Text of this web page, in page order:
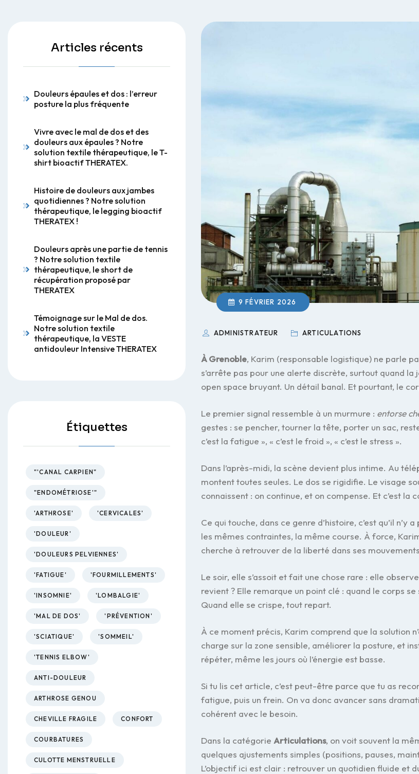
9 FÉVRIER 2026
ADMINISTRATEUR ARTICULATIONS
À Grenoble, Karim (responsable logistique) ne parle
s’arrête pas pour une alerte discrète, surtout quand
open space bruyant. Un détail banal. Et pourtant, le
Le premier signal ressemble à un murmure : entorse
gestes : se pencher, tourner la tête, porter un sac,
c’est la fatigue », « c’est le froid », « c’est le stress ».
Dans l’après-midi, la scène devient plus intime. Au
montent toutes seules. Le dos se rigidifie. Le visage
connaissent : on continue, et on compense. Et c’est la
Ce qui touche, dans ce genre d’histoire, c’est qu’il
les mêmes contraintes, la même course. À force,
cherche à retrouver de la liberté dans ses
Le soir, elle s’assoit et fait une chose rare : elle
revient ? Elle remarque un point clé : quand le corps
Quand elle se crispe, tout repart.
À ce moment précis, Karim comprend que la solution
charge sur la zone sensible, améliorer la posture, et
répéter, même les jours où l’énergie est basse.
Si tu lis cet article, c’est peut-être parce que tu as
fatigue, puis un frein. On va donc avancer sans
cohérent avec le besoin.
Dans la catégorie Articulations, on voit souvent la
quelques ajustements simples (positions, pauses,
L’objectif ici est clair : retrouver un quotidien fluide et
Articles récents
Douleurs épaules et dos : l’erreur
posture la plus fréquente
Vivre avec le mal de dos et des
douleurs aux épaules ? Notre
solution textile thérapeutique, le T-
shirt bioactif THERATEX.
Histoire de douleurs aux jambes
quotidiennes ? Notre solution
thérapeutique, le legging bioactif
THERATEX !
Douleurs après une partie de tennis
? Notre solution textile
thérapeutique, le short de
récupération proposé par
THERATEX
Témoignage sur le Mal de dos.
Notre solution textile
thérapeutique, la VESTE
antidouleur Intensive THERATEX
Étiquettes
"'CANAL CARPIEN"
"ENDOMÉTRIOSE'"
'ARTHROSE' 'CERVICALES'
'DOULEUR'
'DOULEURS PELVIENNES'
'FATIGUE' 'FOURMILLEMENTS'
'INSOMNIE' 'LOMBALGIE'
'MAL DE DOS' 'PRÉVENTION'
'SCIATIQUE' 'SOMMEIL'
'TENNIS ELBOW'
ANTI-DOULEUR
ARTHROSE GENOU
CHEVILLE FRAGILE CONFORT
COURBATURES
CULOTTE MENSTRUELLE